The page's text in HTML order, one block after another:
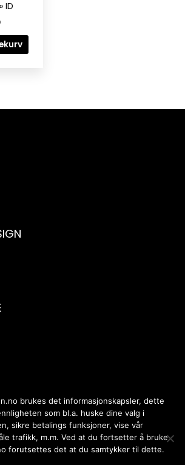
ID
Personvernerklæring
Design| Bygd avGartit Creative
brukes det informasjonskapsler, dette
som bl.a. huske dine valg i
sikre betalings funksjoner, vise vår
trafikk, m.m. Ved at du fortsetter å bruke
forutsettes det at du samtykker til dette.